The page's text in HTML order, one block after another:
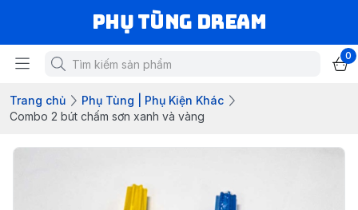
Phụ Tùng Dream
0
Trang chủ
Phụ Tùng | Phụ Kiện Khác
Combo 2 bút chấm sơn xanh và vàng